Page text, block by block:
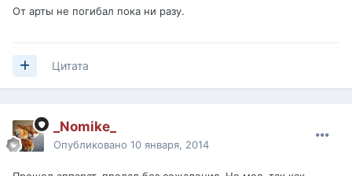
От арты не погибал пока ни разу.
Цитата
_Nomike_
Опубликовано 10 января, 2014